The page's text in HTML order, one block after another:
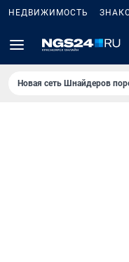
НЕДВИЖИМОСТЬ
Новая сеть Шнайдеров